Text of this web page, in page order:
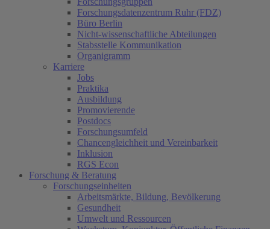
Forschungsdatenzentrum Ruhr (FDZ)
Büro Berlin
Nicht-wissenschaftliche Abteilungen
Stabsstelle Kommunikation
Organigramm
Karriere
Jobs
Praktika
Ausbildung
Promovierende
Postdocs
Forschungsumfeld
Chancengleichheit und Vereinbarkeit
Inklusion
RGS Econ
Forschung & Beratung
Forschungseinheiten
Arbeitsmärkte, Bildung, Bevölkerung
Gesundheit
Umwelt und Ressourcen